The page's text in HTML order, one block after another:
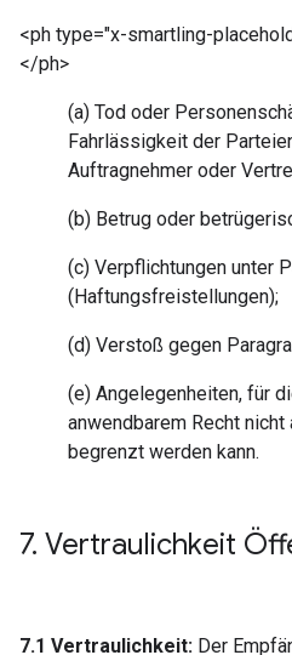
<ph type="x-smartling-
</ph>
(a) Tod oder
Fahrlässigkeit der
Auftragnehmer oder
(b) Betrug oder
(c) Verpflichtungen unter
(Haftungsfreistellungen);
(d) Verstoß gegen
(e) Angelegenheiten, für
anwendbarem Recht
begrenzt werden kann.
7. Vertraulichkeit
7.1 Vertraulichkeit: Der